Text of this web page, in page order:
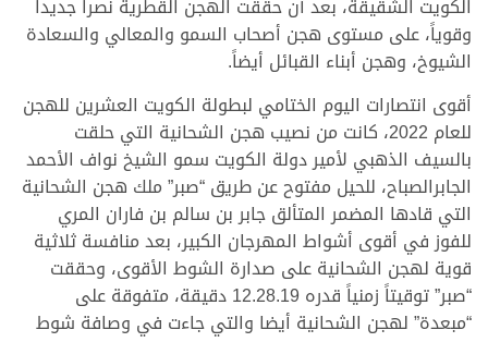
الكويت الشقيقة، بعد أن حققت الهجن القطرية نصراً جديداً
وقوياً، على مستوى هجن أصحاب السمو والمعالي والسعادة
الشيوخ، وهجن أبناء القبائل أيضاً.
أقوى انتصارات اليوم الختامي لبطولة الكويت العشرين للهجن
للعام 2022، كانت من نصيب هجن الشحانية التي حلقت
بالسيف الذهبي لأمير دولة الكويت سمو الشيخ نواف الأحمد
الجابرالصباح، للحيل مفتوح عن طريق “صبر” ملك هجن الشحانية
التي قادها المضمر المتألق جابر بن سالم بن فاران المري
للفوز في أقوى أشواط المهرجان الكبير، بعد منافسة ثلاثية
قوية لهجن الشحانية على صدارة الشوط الأقوى، وحققت
“صبر” توقيتاً زمنياً قدره 12.28.19 دقيقة، متفوقة على
“مبعدة” لهجن الشحانية أيضا والتي جاءت في وصافة شوط